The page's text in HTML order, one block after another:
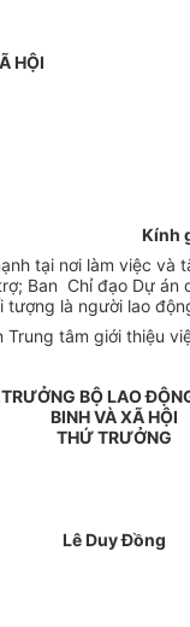
HỘI
Kính
tại nơi làm việc
Ban Chỉ đạo Dự
là người lao
tâm giới thiệu
BỘ LAO
BINH VÀ XÃ HỘI
THỨ TRƯỞNG
Lê Duy Đồng